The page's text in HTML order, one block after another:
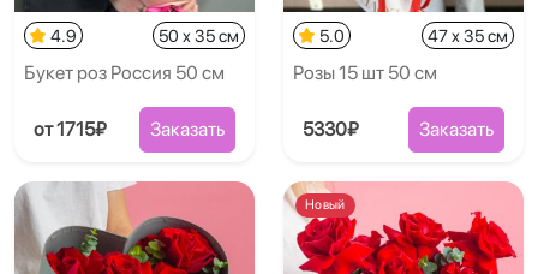
4.9 50 x 35 см
Букет роз Россия 50 см
от 1715₽ Заказать
5.0 47 x 35 см
Розы 15 шт 50 см
5330₽ Заказать
Новый